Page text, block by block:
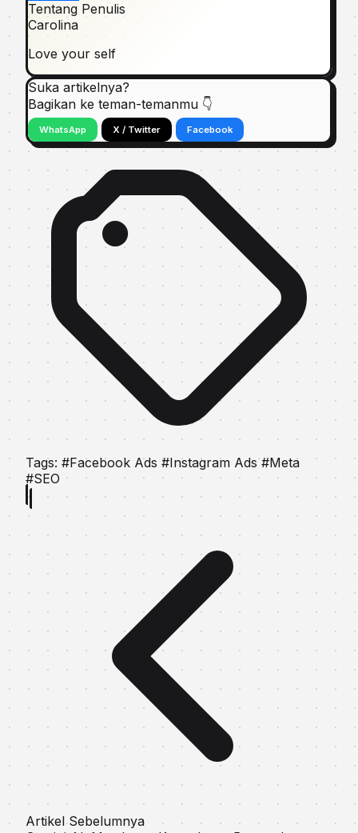
Tentang Penulis
Carolina
Love your self
Suka artikelnya?
Bagikan ke teman-temanmu 👇
WhatsApp X / Twitter Facebook
Tags: #Facebook Ads #Instagram Ads#Meta
#SEO
Artikel Sebelumnya